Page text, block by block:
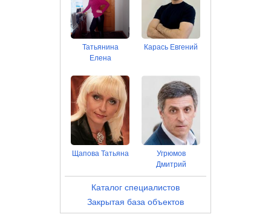
Татьянина
Елена
Карась Евгений
Щапова Татьяна
Угрюмов
Дмитрий
Каталог специалистов
Закрытая база объектов